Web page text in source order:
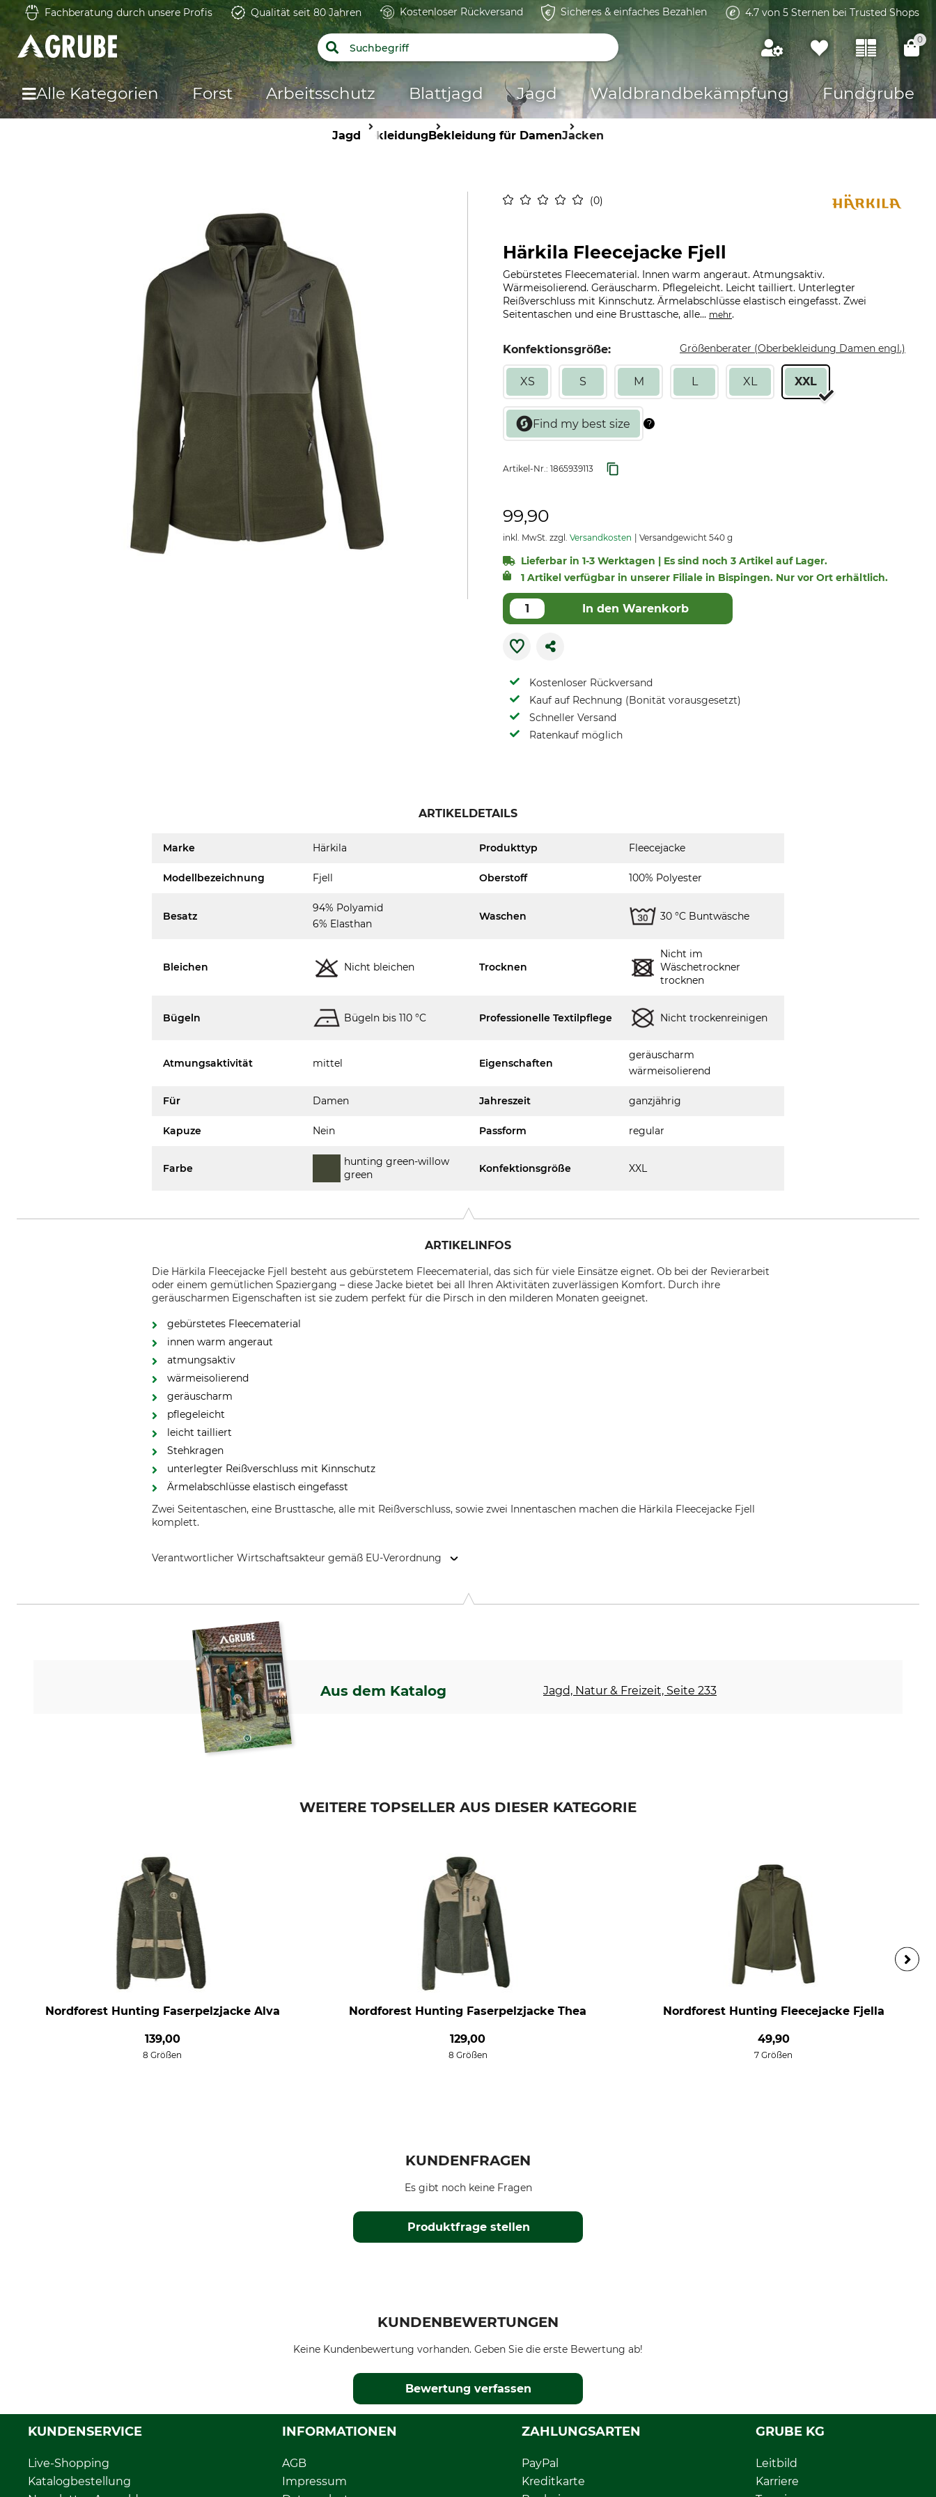
Fachberatung durch unsere Profis Qualität seit 80 Jahren Kostenloser Rückversand Sicheres & einfaches Bezahlen 4.7 von 5 Sternen bei Trusted Shops
0
Alle Kategorien Forst Arbeitsschutz Blattjagd Jagd Waldbrandbekämpfung Fundgrube
Jagd BekleidungBekleidung für DamenJacken
0
Härkila Fleecejacke Fjell
Gebürstetes Fleecematerial. Innen warm angeraut. Atmungsaktiv.
Wärmeisolierend. Geräuscharm. Pflegeleicht. Leicht tailliert. Unterlegter
Reißverschluss mit Kinnschutz. Ärmelabschlüsse elastisch eingefasst. Zwei
Seitentaschen und eine Brusttasche, alle... mehr.
Konfektionsgröße: Größenberater (Oberbekleidung Damen engl.)
XS S M L XL XXL
Artikel-Nr.: 1865939113
99,90
inkl. MwSt. zzgl. Versandkosten Versandgewicht 540 g
Lieferbar in 1-3 Werktagen | Es sind noch 3 Artikel auf Lager.
1 Artikel verfügbar in unserer Filiale in Bispingen. Nur vor Ort erhältlich.
In den Warenkorb
Kostenloser Rückversand
Kauf auf Rechnung (Bonität vorausgesetzt)
Schneller Versand
Ratenkauf möglich
ARTIKELDETAILS
Marke Härkila Produkttyp Fleecejacke
Modellbezeichnung Fjell Oberstoff 100% Polyester
Besatz
94% Polyamid
6% Elasthan
Waschen 30 °C Buntwäsche
Bleichen Nicht bleichen Trocknen
Nicht im
Wäschetrockner
trocknen
Bügeln Bügeln bis 110 °C Professionelle Textilpflege Nicht trockenreinigen
Atmungsaktivität mittel Eigenschaften
geräuscharm
wärmeisolierend
Für Damen Jahreszeit ganzjährig
Kapuze Nein Passform regular
Farbe
hunting green-willow
green
Konfektionsgröße XXL
ARTIKELINFOS
Die Härkila Fleecejacke Fjell besteht aus gebürstetem Fleecematerial, das sich für viele Einsätze eignet. Ob bei der Revierarbeit
oder einem gemütlichen Spaziergang – diese Jacke bietet bei all Ihren Aktivitäten zuverlässigen Komfort. Durch ihre
geräuscharmen Eigenschaften ist sie zudem perfekt für die Pirsch in den milderen Monaten geeignet.
gebürstetes Fleecematerial
innen warm angeraut
atmungsaktiv
wärmeisolierend
geräuscharm
pflegeleicht
leicht tailliert
Stehkragen
unterlegter Reißverschluss mit Kinnschutz
Ärmelabschlüsse elastisch eingefasst
Zwei Seitentaschen, eine Brusttasche, alle mit Reißverschluss, sowie zwei Innentaschen machen die Härkila Fleecejacke Fjell
komplett.
Verantwortlicher Wirtschaftsakteur gemäß EU-Verordnung
Aus dem Katalog Jagd, Natur & Freizeit, Seite 233
WEITERE TOPSELLER AUS DIESER KATEGORIE
Nordforest Hunting Faserpelzjacke Alva
139,00
8 Größen
Nordforest Hunting Faserpelzjacke Thea
129,00
8 Größen
Nordforest Hunting Fleecejacke Fjella
49,90
7 Größen
KUNDENFRAGEN
Produktfrage stellen
Es gibt noch keine Fragen
KUNDENBEWERTUNGEN
Keine Kundenbewertung vorhanden. Geben Sie die erste Bewertung ab!
Bewertung verfassen
KUNDENSERVICE
Live-Shopping
Katalogbestellung
INFORMATIONEN
AGB
Impressum
ZAHLUNGSARTEN
PayPal
Kreditkarte
GRUBE KG
Leitbild
Karriere